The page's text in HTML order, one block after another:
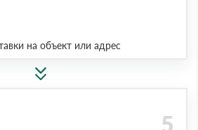
на объект или адрес